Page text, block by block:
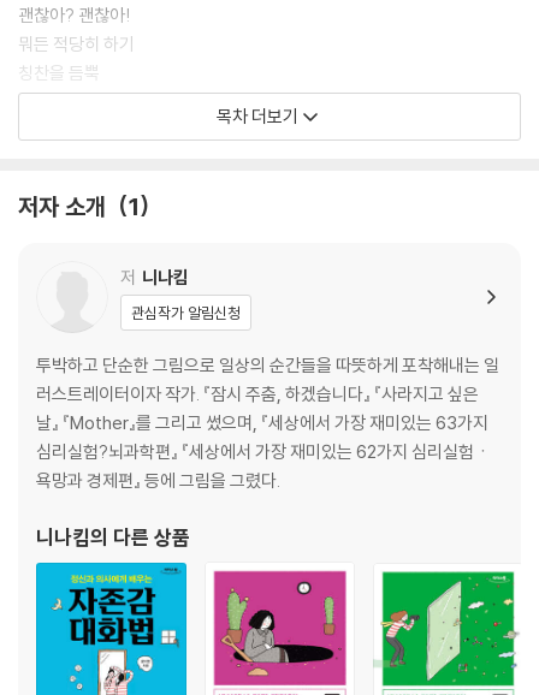
어느 쪽에서든 만족할 수 없다면 내 눈높이에 맞는, 나의 적당한 틀 안에서
적당히 무리하며 살아가는 쪽이 정신 건강에 좀 더 좋지 않을까?
_38~39쪽 ‘뭐든 적당히 하기’ 중에서
괜찮아? 괜찮아!
뭐든 적당히 하기
칭찬을 듬뿍
죄책감
누가 누가 더 힘드나
2. 모두가 다른 사람들
모두가 다른 사람들
관계와 거리의 문제
적당히 기대하고 적당히 상처 받기
마음이 와장창
계산적인 마음
공들여 쌓아온 관계
모두에게 좋은 사람일 수는 없어
하루에 사랑 한 알
연애, 꼭 해야 하나요?
사랑은 타이밍!
목차 더보기
저자 소개 1
저 니나킴
관심작가 알림신청
투박하고 단순한 그림으로 일상의 순간들을 따뜻하게 포착해내는 일
러스트레이터이자 작가. 『잠시 주춤, 하겠습니다』 『사라지고 싶은
날』 『Mother』를 그리고 썼으며, 『세상에서 가장 재미있는 63가지
심리실험?뇌과학편』 『세상에서 가장 재미있는 62가지 심리실험ㆍ
욕망과 경제편』 등에 그림을 그렸다.
니나킴의 다른 상품